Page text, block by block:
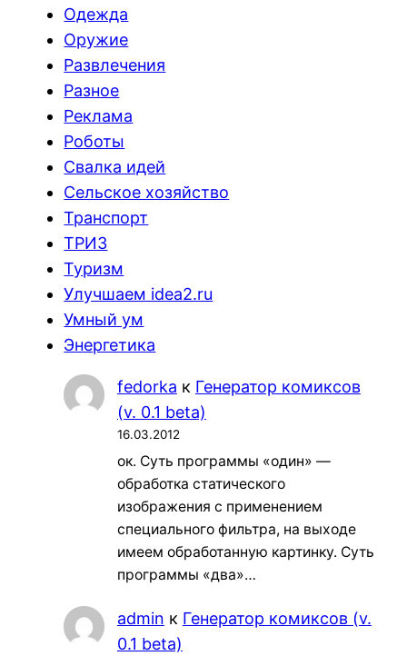
Одежда
Оружие
Развлечения
Разное
Реклама
Роботы
Свалка идей
Сельское хозяйство
Транспорт
ТРИЗ
Туризм
Улучшаем idea2.ru
Умный ум
Энергетика
fedorka к Генератор комиксов
(v. 0.1 beta)
16.03.2012
ок. Суть программы «один» —
обработка статического
изображения с применением
специального фильтра, на выходе
имеем обработанную картинку. Суть
программы «два»…
admin к Генератор комиксов (v.
0.1 beta)